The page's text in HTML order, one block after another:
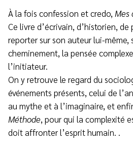
À la fois confession et credo, Mes
Ce livre d’écrivain, d’historien, de
reporter sur son auteur lui-même,
cheminement, la pensée
l’initiateur.
On y retrouve le regard du
événements présents, celui de
au mythe et à l’imaginaire, et
Méthode, pour qui la complexité
doit affronter l’esprit humain. .